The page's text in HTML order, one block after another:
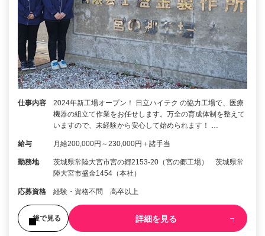
仕事内容
2024年新工場オープン！ 日立ハイテク の協力工場で、医療
機器の組立て作業をお任せします。万全の育成体制を整えて
いますので、未経験から安心して始められます！ …
給与 月給200,000円～230,000円＋諸手当
勤務地
茨城県常陸大宮市宮の郷2153-20（宮の郷工場） 茨城県常
陸大宮市盛金1454（本社）
応募資格 経験・資格不問 高卒以上
後で見る 詳細を見る